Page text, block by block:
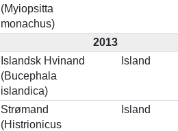
(Myiopsitta
monachus)
2013
Islandsk Hvinand
(Bucephala
islandica)
Island
Strømand
(Histrionicus
Island